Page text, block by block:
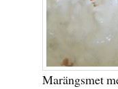
Marängsmet